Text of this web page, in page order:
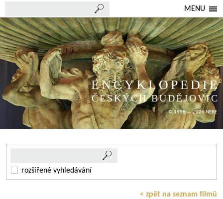
MENU
ENCYKLOPEDIE
ČESKÝCH BUDĚJOVIC
© 1998 — 2026 NEBE
rozšířené vyhledávání
< zpět na seznam filmů